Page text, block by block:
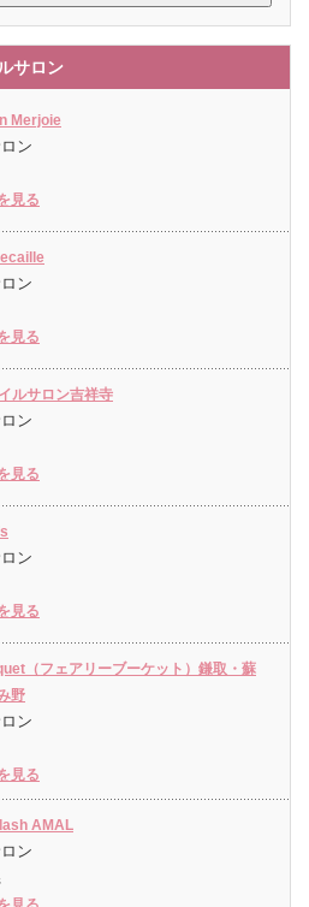
サロン
Merjoie
ン
見る
ン
見る
ルサロン吉祥寺
ン
見る
ン
見る
（フェアリーブーケット）鎌取・蘇
野
ン
見る
AMAL
ン